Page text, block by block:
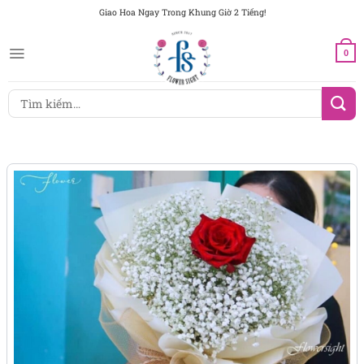
dung
Giao Hoa Ngay Trong Khung Giờ 2 Tiếng!
0
Tìm
kiếm: